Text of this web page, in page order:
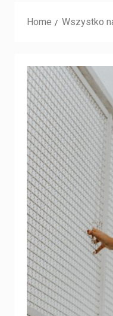
Home Wszystko